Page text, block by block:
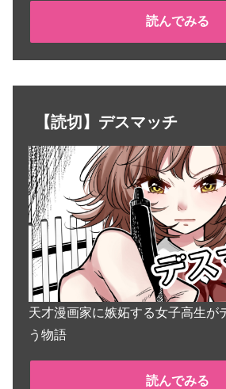
読んでみる
【読切】デスマッチ
天才漫画家に嫉妬する女子高生が
う物語
読んでみる